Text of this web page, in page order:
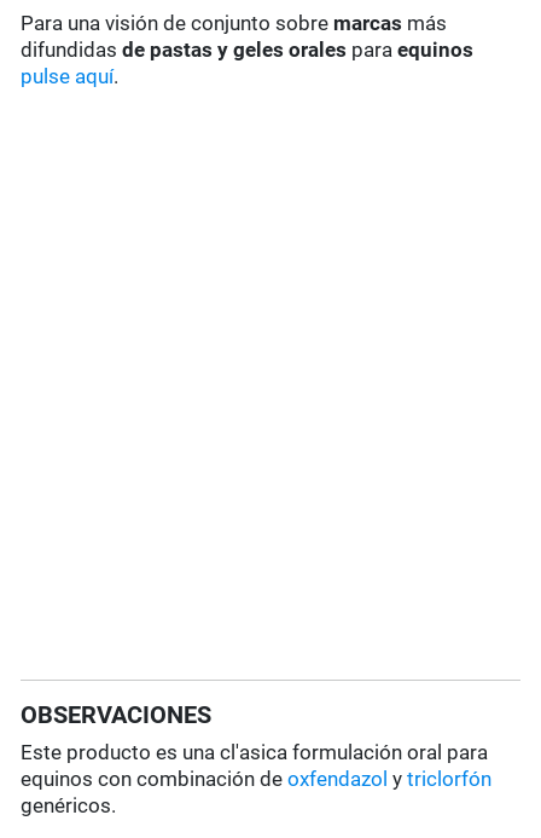
Para una visión de conjunto sobre marcas más
difundidas de pastas y geles orales paraequinos
pulse aquí.
OBSERVACIONES
Este producto es una cl'asica formulación oral para
equinos con combinación deoxfendazol ytriclorfón
genéricos.